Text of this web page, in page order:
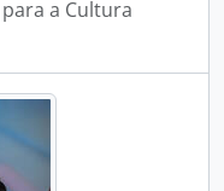
a Cultura